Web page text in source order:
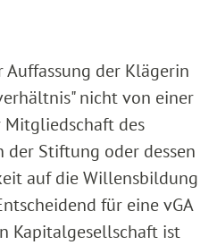
Auffassung der Klägerin
nicht von einer
des
der Stiftung oder dessen
auf die Willensbildung
für eine vGA
Kapitalgesellschaft ist